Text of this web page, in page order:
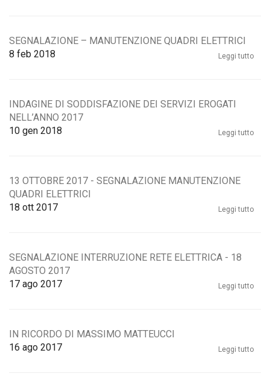
SEGNALAZIONE – MANUTENZIONE QUADRI ELETTRICI
8 feb 2018 Leggi tutto
INDAGINE DI SODDISFAZIONE DEI SERVIZI EROGATI
NELL’ANNO 2017
10 gen 2018 Leggi tutto
13 OTTOBRE 2017 - SEGNALAZIONE MANUTENZIONE
QUADRI ELETTRICI
18 ott 2017 Leggi tutto
SEGNALAZIONE INTERRUZIONE RETE ELETTRICA - 18
AGOSTO 2017
17 ago 2017 Leggi tutto
IN RICORDO DI MASSIMO MATTEUCCI
16 ago 2017 Leggi tutto